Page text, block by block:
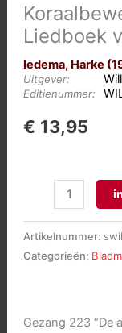
Liedboek
Iedema, Harke
Uitgever:
Editienummer:
€ 13,95
boek
Artikelnummer:
Categorieën:
Gezang 223 “De